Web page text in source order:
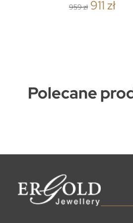
959 zł 911 zł
Polecane